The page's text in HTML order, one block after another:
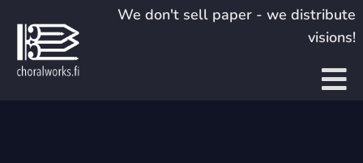
content
We don't sell paper - we distribute
visions!